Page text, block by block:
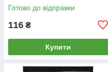
Готово до відправки
116 ₴
Купити